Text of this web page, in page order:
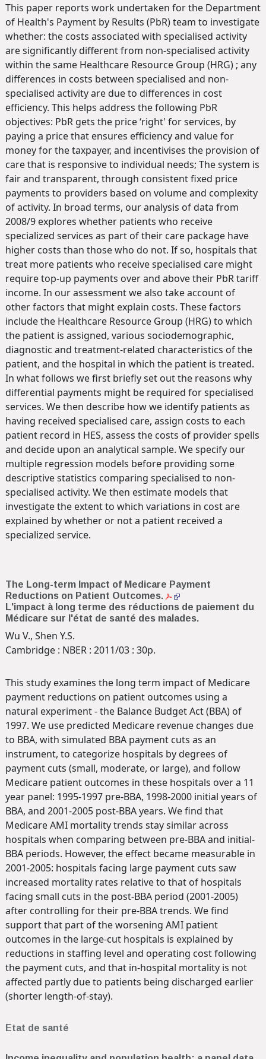
This paper reports work undertaken for the Department
of Health's Payment by Results (PbR) team to investigate
whether: the costs associated with specialised activity
are significantly different from non-specialised activity
within the same Healthcare Resource Group (HRG) ; any
differences in costs between specialised and non-
specialised activity are due to differences in cost
efficiency. This helps address the following PbR
objectives: PbR gets the price ‘right' for services, by
paying a price that ensures efficiency and value for
money for the taxpayer, and incentivises the provision of
care that is responsive to individual needs; The system is
fair and transparent, through consistent fixed price
payments to providers based on volume and complexity
of activity. In broad terms, our analysis of data from
2008/9 explores whether patients who receive
specialized services as part of their care package have
higher costs than those who do not. If so, hospitals that
treat more patients who receive specialised care might
require top-up payments over and above their PbR tariff
income. In our assessment we also take account of
other factors that might explain costs. These factors
include the Healthcare Resource Group (HRG) to which
the patient is assigned, various sociodemographic,
diagnostic and treatment-related characteristics of the
patient, and the hospital in which the patient is treated.
In what follows we first briefly set out the reasons why
differential payments might be required for specialised
services. We then describe how we identify patients as
having received specialised care, assign costs to each
patient record in HES, assess the costs of provider spells
and decide upon an analytical sample. We specify our
multiple regression models before providing some
descriptive statistics comparing specialised to non-
specialised activity. We then estimate models that
investigate the extent to which variations in cost are
explained by whether or not a patient received a
specialized service.
The Long-term Impact of Medicare Payment
Reductions on Patient Outcomes.
L'impact à long terme des réductions de paiement du
Médicare sur l'état de santé des malades.
Wu V., Shen Y.S.
Cambridge : NBER : 2011/03 : 30p.
This study examines the long term impact of Medicare
payment reductions on patient outcomes using a
natural experiment - the Balance Budget Act (BBA) of
1997. We use predicted Medicare revenue changes due
to BBA, with simulated BBA payment cuts as an
instrument, to categorize hospitals by degrees of
payment cuts (small, moderate, or large), and follow
Medicare patient outcomes in these hospitals over a 11
year panel: 1995-1997 pre-BBA, 1998-2000 initial years of
BBA, and 2001-2005 post-BBA years. We find that
Medicare AMI mortality trends stay similar across
hospitals when comparing between pre-BBA and initial-
BBA periods. However, the effect became measurable in
2001-2005: hospitals facing large payment cuts saw
increased mortality rates relative to that of hospitals
facing small cuts in the post-BBA period (2001-2005)
after controlling for their pre-BBA trends. We find
support that part of the worsening AMI patient
outcomes in the large-cut hospitals is explained by
reductions in staffing level and operating cost following
the payment cuts, and that in-hospital mortality is not
affected partly due to patients being discharged earlier
(shorter length-of-stay).
Etat de santé